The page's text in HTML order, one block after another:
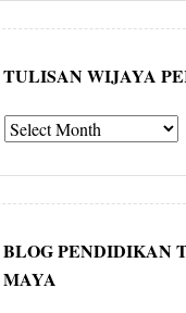
TULISAN WIJAYA
Tulisan
per
bulan
BLOG PENDIDIKAN
MAYA